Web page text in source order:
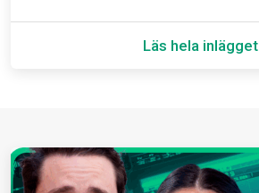
Läs hela inlägget